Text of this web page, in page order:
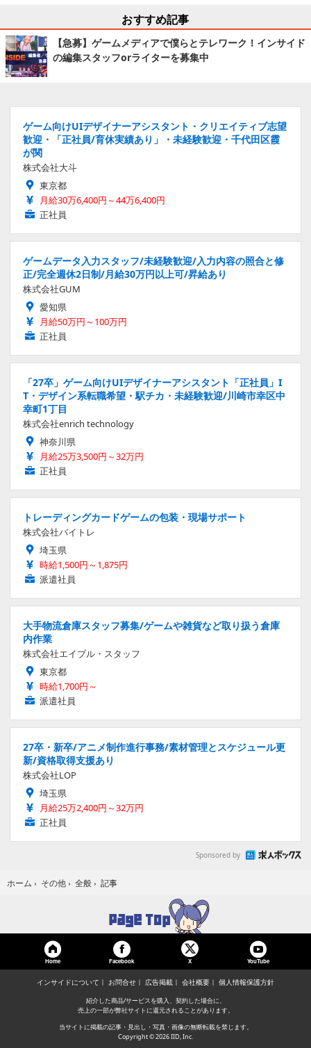
おすすめ記事
【急募】ゲームメディアで僕らとテレワーク！インサイド
の編集スタッフorライターを募集中
ゲーム向けUIデザイナーアシスタント・クリエイティブ志望
歓迎・「正社員/育休実績あり」・未経験歓迎・千代田区霞
が関
株式会社大斗
東京都
月給30万6,400円～44万6,400円
正社員
ゲームデータ入力スタッフ/未経験歓迎/入力内容の照合と修
正/完全週休2日制/月給30万円以上可/昇給あり
株式会社GUM
愛知県
月給50万円～100万円
正社員
「27卒」ゲーム向けUIデザイナーアシスタント「正社員」I
T・デザイン系転職希望・駅チカ・未経験歓迎/川崎市幸区中
幸町1丁目
株式会社enrich technology
神奈川県
月給25万3,500円～32万円
正社員
トレーディングカードゲームの包装・現場サポート
株式会社バイトレ
埼玉県
時給1,500円～1,875円
派遣社員
大手物流倉庫スタッフ募集/ゲームや雑貨など取り扱う倉庫
内作業
株式会社エイブル・スタッフ
東京都
時給1,700円～
派遣社員
27卒・新卒/アニメ制作進行事務/素材管理とスケジュール更
新/資格取得支援あり
株式会社LOP
埼玉県
月給25万2,400円～32万円
正社員
Sponsored by
ホーム › その他 › 全般 › 記事
Home Facebook X YouTube
インサイドについて お問合せ 広告掲載 会社概要 個人情報保護方針
紹介した商品/サービスを購入、契約した場合に、
売上の一部が弊社サイトに還元されることがあります。
当サイトに掲載の記事・見出し・写真・画像の無断転載を禁じます。
Copyright © 2026 IID, Inc.